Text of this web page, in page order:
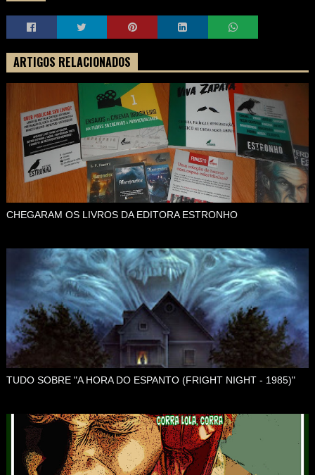
ARTIGOS RELACIONADOS
CHEGARAM OS LIVROS DA EDITORA ESTRONHO
TUDO SOBRE "A HORA DO ESPANTO (FRIGHT NIGHT - 1985)"